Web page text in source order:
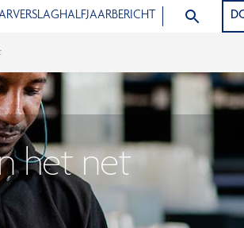
THIS WILL RELOAD THE PAGE.
HALFJAARBERICHT ZOEK
het net